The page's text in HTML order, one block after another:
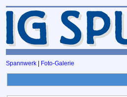
Spannwerk Foto-Galerie